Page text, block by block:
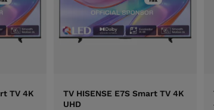
TV 4K
TV HISENSE E7S Smart TV 4K
UHD